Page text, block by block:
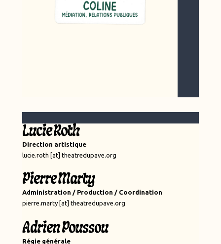
Lucie Roth
Direction artistique
lucie.roth [at] theatredupave.org
Pierre Marty
Administration / Production / Coordination
pierre.marty [at] theatredupave.org
Adrien Poussou
Régie générale